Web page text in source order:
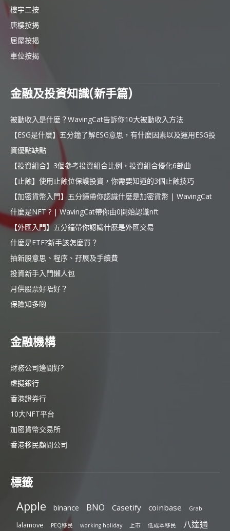
樓宇二按
唐樓按揭
居屋按揭
車位按揭
金融及投資知識(新手篇)
被動收入是什麼？WavingCat告訴你10大被動收入方法
【ESG是什麼】五分鐘了解ESG意思，有什麼因素以及運用ESG投
資優點缺點
【投資組合】3個參考投資組合比例，投資組合優化6部曲
【止蝕】使用止蝕位保護投資，你需要知道的3個止蝕技巧
【加密貨幣入門】五分鐘帶你認識什麼是加密貨幣 | WavingCat
什麼是NFT ? | WavingCat帶你由0開始認識nft
【外匯入門】五分鐘帶你認識什麼是外匯交易
什麼是ETF?新手該怎麼買？
抽新股意思、程序、孖展及手續費
投資新手入門懶人包
月供股票好唔好？
保險知多啲
金融機構
財務公司邊間好?
虛擬銀行
香港證券行
10大NFT平台
加密貨幣交易所
香港移民顧問公司
標籤
Apple binance BNO Casetify coinbase Grab
lalamove PEQ移民 working holiday 上市 低成本移民 八達通